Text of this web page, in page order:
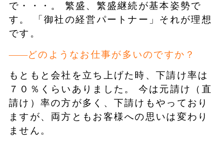
で・・・。 繁盛、繁盛継続が基本姿勢で
す。 「御社の経営パートナー」それが理想
です。
どのようなお仕事が多いのですか？
もともと会社を立ち上げた時、下請け率は
７０％くらいありました。 今は元請け（直
請け）率の方が多く、下請けもやっており
ますが、両方ともお客様への思いは変わり
ません。